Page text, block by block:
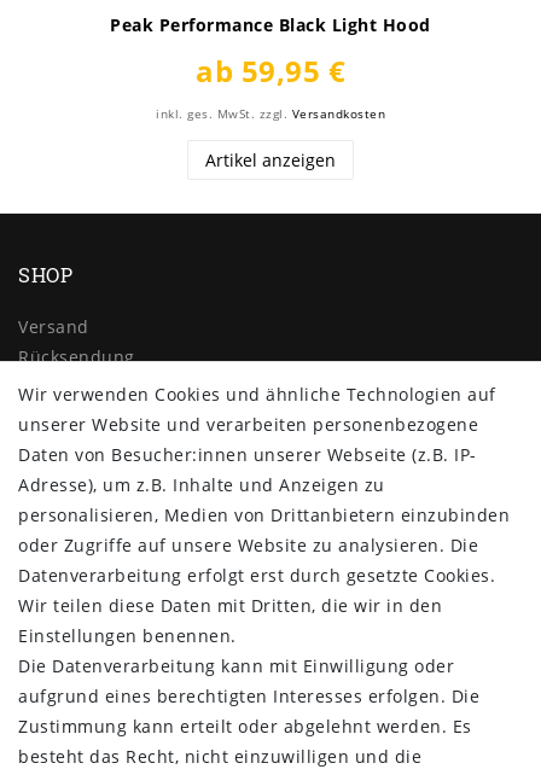
Peak Performance Black Light Hood
ab 59,95 €
inkl. ges. MwSt. zzgl. Versandkosten
Artikel anzeigen
SHOP
Versand
Rücksendung
Widerrufs­recht
Impressum
Daten­schutz­erklärung
AGB
Kontakt
ZAHLUNG & VERSAND
Wir verwenden Cookies und ähnliche Technologien auf
unserer Website und verarbeiten personenbezogene
Daten von Besucher:innen unserer Webseite (z.B. IP-
Adresse), um z.B. Inhalte und Anzeigen zu
personalisieren, Medien von Drittanbietern einzubinden
oder Zugriffe auf unsere Website zu analysieren. Die
Datenverarbeitung erfolgt erst durch gesetzte Cookies.
Wir teilen diese Daten mit Dritten, die wir in den
Einstellungen benennen.
Die Datenverarbeitung kann mit Einwilligung oder
aufgrund eines berechtigten Interesses erfolgen. Die
Zustimmung kann erteilt oder abgelehnt werden. Es
besteht das Recht, nicht einzuwilligen und die